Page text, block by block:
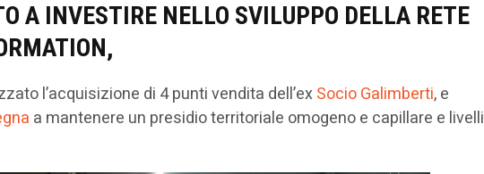
A INVESTIRE NELLO SVILUPPO DELLA RETE
l’acquisizione di 4 punti vendita dell’exSocio Galimberti, e
a mantenere un presidio territoriale omogeno e capillare e livelli